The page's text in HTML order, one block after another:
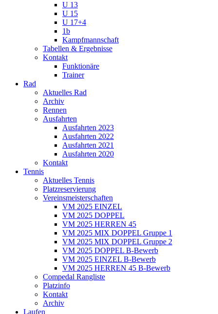
U 13
U 15
U 17+4
1b
Kampfmannschaft
Tabellen & Ergebnisse
Kontakt
Funktionäre
Trainer
Rad
Aktuelles Rad
Archiv
Rennen
Ausfahrten
Ausfahrten 2023
Ausfahrten 2022
Ausfahrten 2021
Ausfahrten 2020
Kontakt
Tennis
Aktuelles Tennis
Platzreservierung
Vereinsmeisterschaften
VM 2025 EINZEL
VM 2025 DOPPEL
VM 2025 HERREN 45
VM 2025 MIX DOPPEL Gruppe 1
VM 2025 MIX DOPPEL Gruppe 2
VM 2025 DOPPEL B-Bewerb
VM 2025 EINZEL B-Bewerb
VM 2025 HERREN 45 B-Bewerb
Compedal Rangliste
Platzinfo
Kontakt
Archiv
Laufen